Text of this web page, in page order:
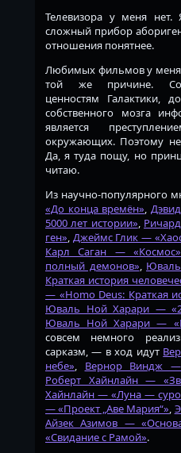
Телевизора у меня
сложный прибор
отношения понятнее.
Любимых фильмов у
той же причине.
ценностям Галактики,
собственного мозга
является
окружающих. Поэтому
Да, я туда пощу, но
читаю.
Из научно-популярного
«До конца времён»,
5000 лет истории»,
ген», Джеймс Глик —
Карл Саган — «Космос»
полный демонов»,
Краткая история
— «Homo Deus: Краткая
Юваль Ной Харари —
Юваль Ной Харари —
совсем немного
сарказм, — в ход идут
небе», Вернор Виндж
Роберт Хайнлайн —
Хайнлайн — «Луна —
— «Проект „Аве Мария“»,
Айзек Азимов —
«Свидание с Рамой».